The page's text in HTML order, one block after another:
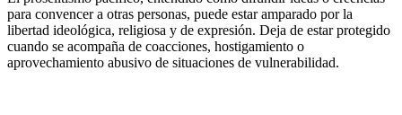
para convencer a otras personas, puede estar amparado por la
libertad ideológica, religiosa y de expresión. Deja de estar protegido
cuando se acompaña de coacciones, hostigamiento o
aprovechamiento abusivo de situaciones de vulnerabilidad.